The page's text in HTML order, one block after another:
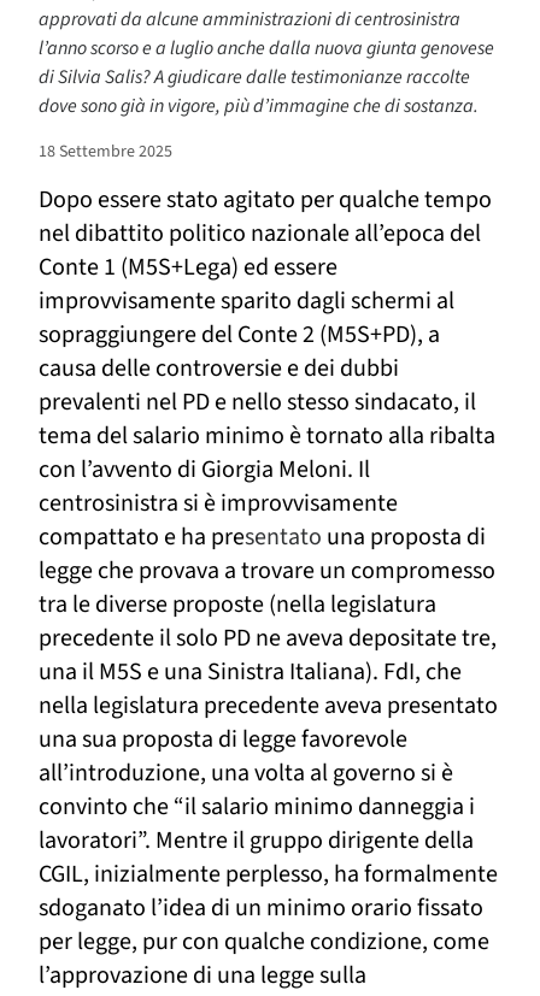
approvati da alcune amministrazioni di centrosinistra
l’anno scorso e a luglio anche dalla nuova giunta genovese
di Silvia Salis? A giudicare dalle testimonianze raccolte
dove sono già in vigore, più d’immagine che di sostanza.
18 Settembre 2025
Dopo essere stato agitato per qualche tempo
nel dibattito politico nazionale all’epoca del
Conte 1 (M5S+Lega) ed essere
improvvisamente sparito dagli schermi al
sopraggiungere del Conte 2 (M5S+PD), a
causa delle controversie e dei dubbi
prevalenti nel PD e nello stesso sindacato, il
tema del salario minimo è tornato alla ribalta
con l’avvento di Giorgia Meloni. Il
centrosinistra si èimprovvisamente
compattato e ha presentato una proposta di
legge che provava a trovare un compromesso
tra le diverse proposte (nella legislatura
precedenteil solo PD ne aveva depositate tre,
una il M5S e una Sinistra Italiana). FdI, che
nella legislatura precedente aveva presentato
unasua proposta di leggefavorevole
all’introduzione, una volta al governo si è
convinto che“il salario minimo danneggia i
lavoratori”. Mentre il gruppo dirigente della
CGIL, inizialmente perplesso, haformalmente
sdoganato l’idea di un minimo orario fissato
per legge, pur con qualchecondizione, come
l’approvazione di una legge sulla